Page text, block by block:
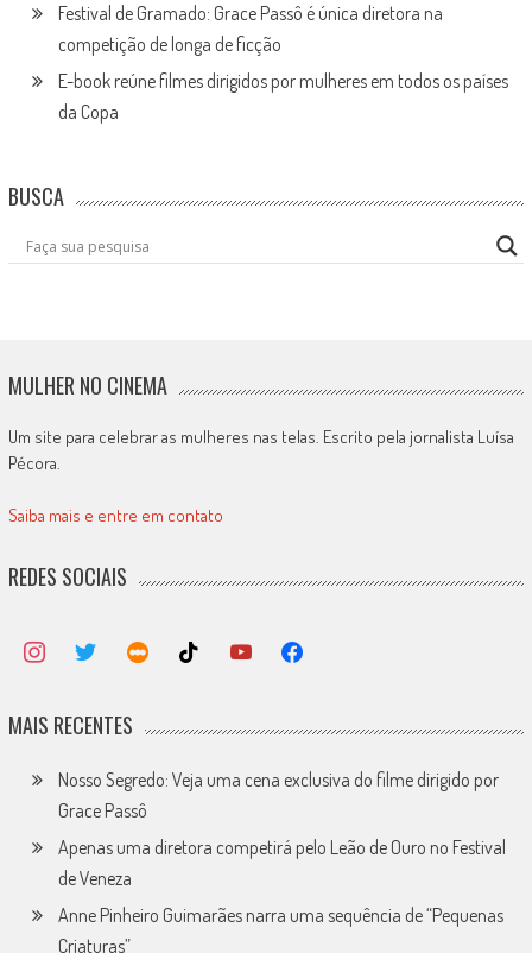
Festival de Gramado: Grace Passô é única diretora na
competição de longa de ficção
E-book reúne filmes dirigidos por mulheres em todos os países
da Copa
BUSCA
MULHER NO CINEMA
Um site para celebrar as mulheres nas telas. Escrito pela jornalista Luísa
Pécora.
Saiba mais e entre em contato
REDES SOCIAIS
MAIS RECENTES
Nosso Segredo: Veja uma cena exclusiva do filme dirigido por
Grace Passô
Apenas uma diretora competirá pelo Leão de Ouro no Festival
de Veneza
Anne Pinheiro Guimarães narra uma sequência de “Pequenas
Criaturas”